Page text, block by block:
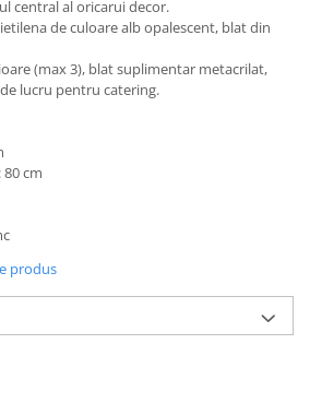
central al oricarui decor.
de culoare alb opalescent, blat din
(max 3), blat suplimentar metacrilat,
lucru pentru catering.
80 cm
produs